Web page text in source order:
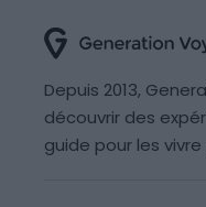
Depuis 2013,
découvrir des
guide pour les